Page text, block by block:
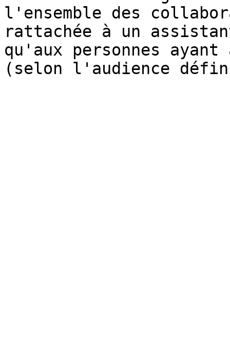
l'ensemble des
rattachée à un
qu'aux personnes